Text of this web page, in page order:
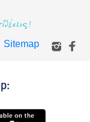
Sitemap